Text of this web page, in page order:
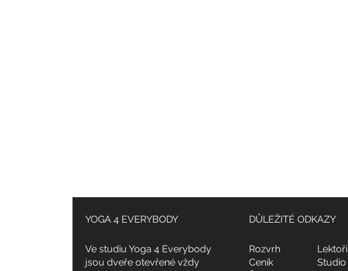
YOGA 4 EVERYBODY
Ve studiu Yoga 4 Everybody
jsou dveře otevřené vždy
DŮLEŽITÉ ODKAZY
Rozvrh
Ceník
Lektoři
Studio